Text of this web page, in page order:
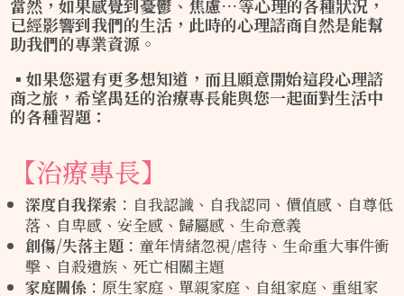
當然，如果感覺到憂鬱、焦慮…等心理的各種狀況，
已經影響到我們的生活，此時的心理諮商自然是能幫
助我們的專業資源。
▪如果您還有更多想知道，而且願意開始這段心理諮
商之旅，希望禺廷的治療專長能與您一起面對生活中
的各種習題：
【治療專長】
深度自我探索 ：自我認識、自我認同、價值感、自尊低
落、自卑感、安全感、歸屬感、生命意義
創傷/失落主題 ：童年情緒忽視/虐待、生命重大事件衝
擊、自殺遺族、死亡相關主題
家庭關係 ：原生家庭、單親家庭、自組家庭、重組家